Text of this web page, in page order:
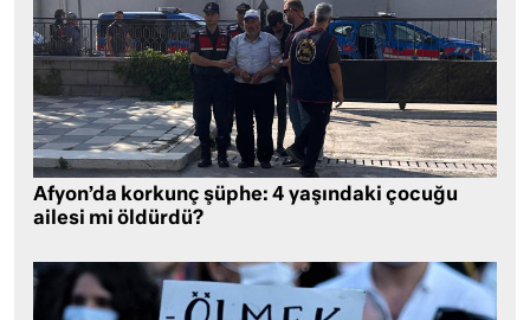
Afyon’da korkunç şüphe: 4 yaşındaki çocuğu
ailesi mi öldürdü?